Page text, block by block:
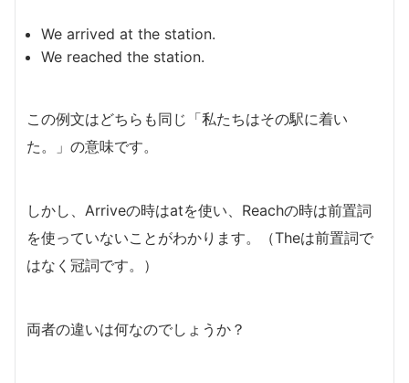
We arrived at the station.
We reached the station.
この例文はどちらも同じ「私たちはその駅に着い
た。」の意味です。
しかし、Arriveの時はatを使い、Reachの時は前置詞
を使っていないことがわかります。（Theは前置詞で
はなく冠詞です。）
両者の違いは何なのでしょうか？